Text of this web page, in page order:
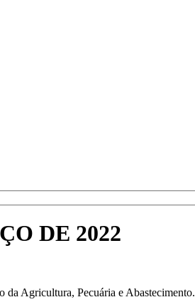
DE 2022
da Agricultura, Pecuária e Abastecimento.